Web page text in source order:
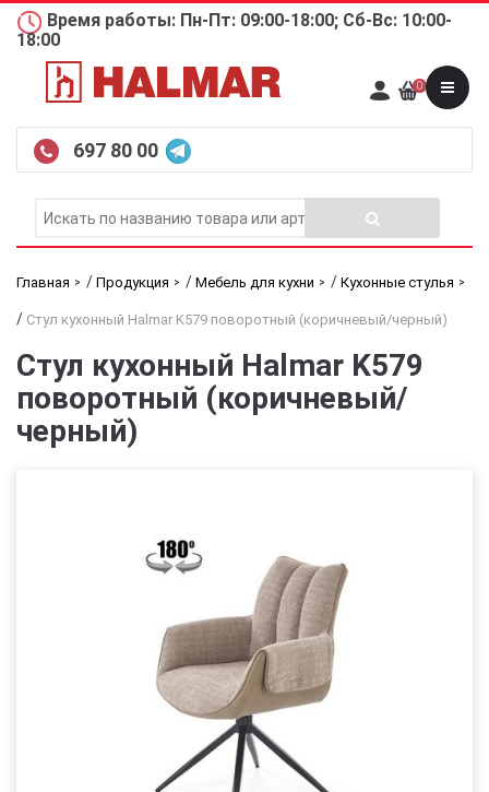
Время работы: Пн-Пт: 09:00-18:00; Сб-Вс: 10:00-
18:00
697 80 00
0
Главная / Продукция / Мебель для кухни / Кухонные стулья
/ Стул кухонный Halmar K579 поворотный (коричневый/черный)
Стул кухонный Halmar K579
поворотный (коричневый/
черный)